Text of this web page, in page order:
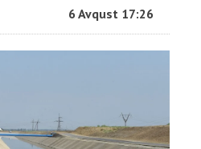
6 Avqust 17:26